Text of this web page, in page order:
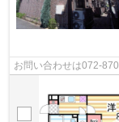
お問い合わせは072-